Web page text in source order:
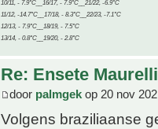
10/11, - 7.9°C__16/17, - 7.9°C__21/22, -6.9°C
11/12, -14.7°C__17/18, - 8.3°C__22/23, -7.1°C
12/13, - 7.9°C__18/19, - 7.5°C
13/14, - 0.8°C__19/20, - 2.8°C
Re: Ensete
door palmgek op 20 nov
Volgens braziliaanse